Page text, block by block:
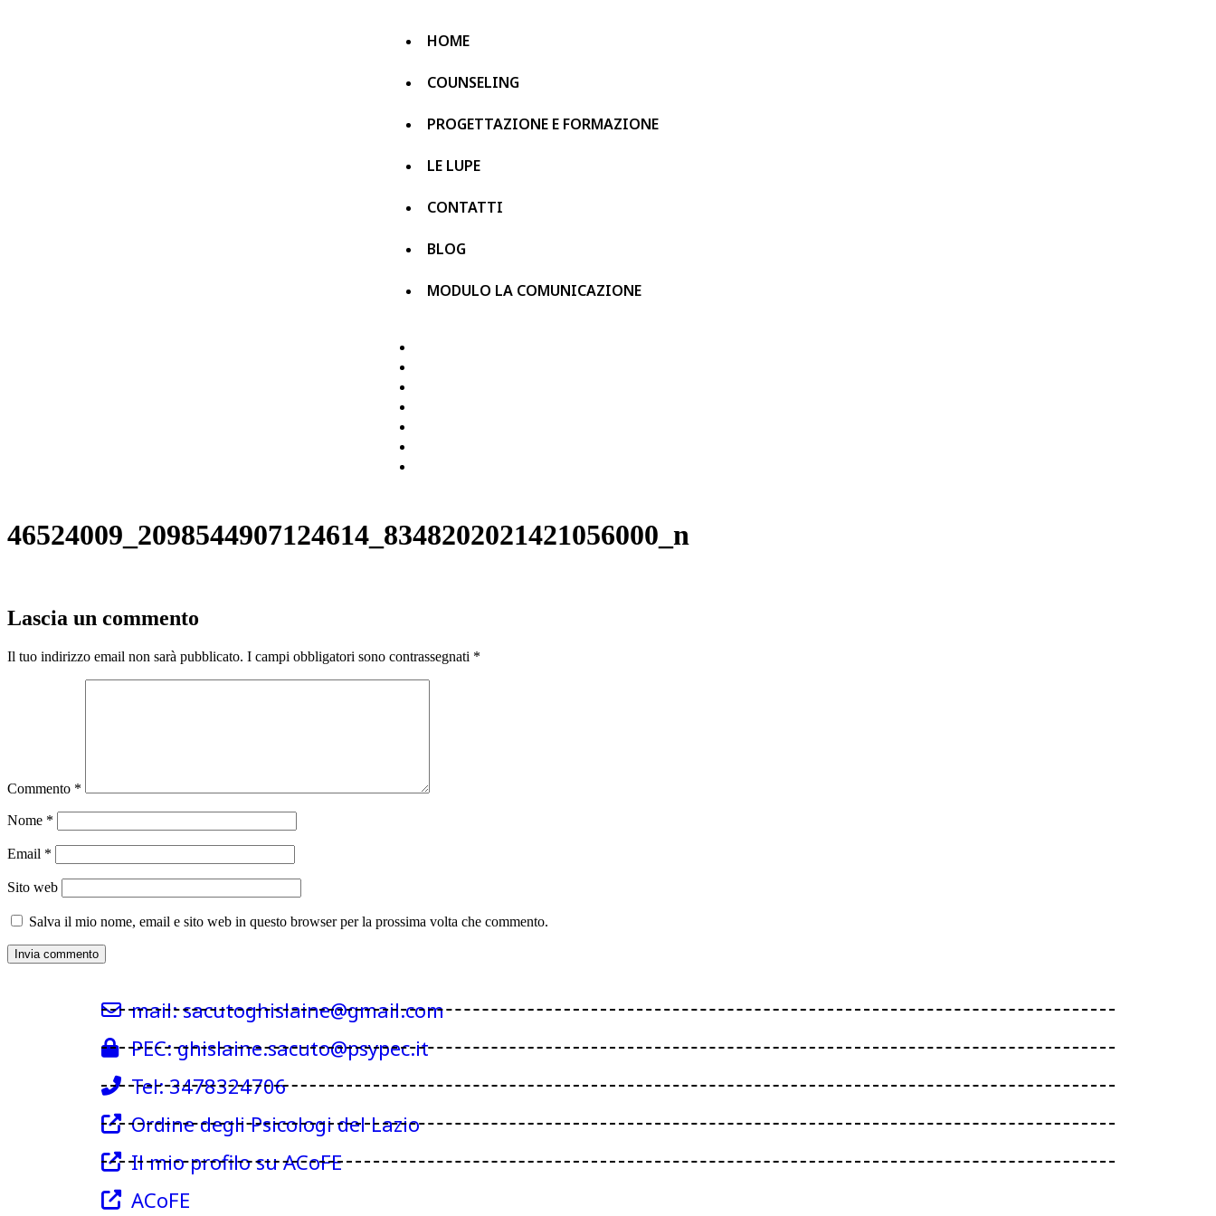
HOME
COUNSELING
PROGETTAZIONE E FORMAZIONE
LE LUPE
CONTATTI
BLOG
MODULO LA COMUNICAZIONE
46524009_2098544907124614_8348202021421056000_n
Lascia un commento
Il tuo indirizzo email non sarà pubblicato. I campi obbligatori sono contrassegnati *
Commento *
Nome *
Email *
Sito web
Salva il mio nome, email e sito web in questo browser per la prossima volta che commento.
mail: sacutoghislaine@gmail.com
PEC: ghislaine.sacuto@psypec.it
Tel: 3478324706
Ordine degli Psicologi del Lazio
Il mio profilo su ACoFE
ACoFE